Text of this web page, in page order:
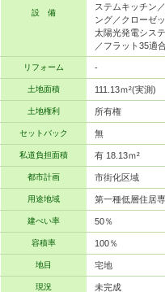
設 備
ステムキッチン
ング／クローゼ
太陽光発電シス
／フラット35適
リフォーム -
土地面積 111.13ｍ²(実測)
土地権利 所有権
セットバック 無
私道負担面積 有 18.13ｍ²
都市計画 市街化区域
用途地域 第一種低層住居
建ぺい率 50％
容積率 100％
地目 宅地
現況 未完成